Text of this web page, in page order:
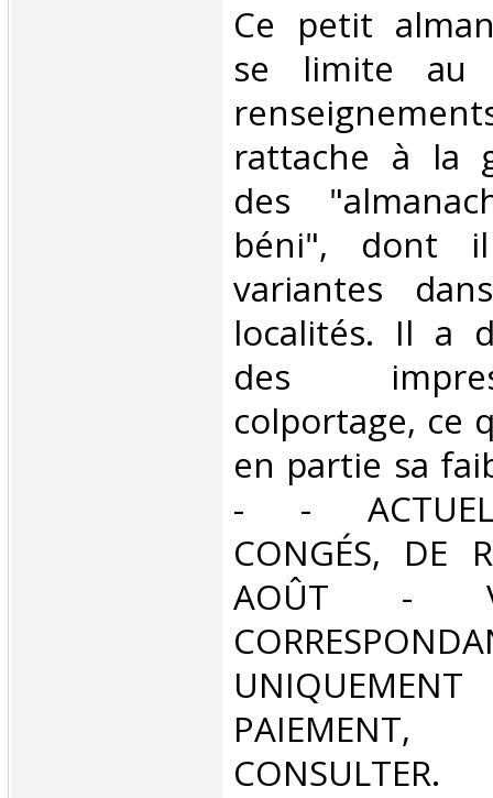
‎Ce petit
se limite au
rattache à la
des
béni", dont
variantes
localités. Il a
des
colportage, ce
en partie sa
- -
CONGÉS, DE
AOÛT -
CONSULTER.‎